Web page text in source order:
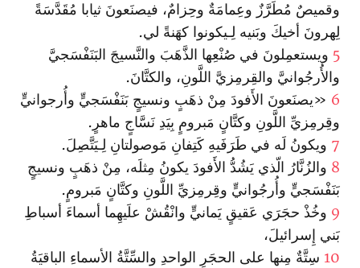
وقميصٌ مُطَرَّزٌ وعِمامَةٌ وحِزامٌ، فيصنَعونَ ثيابا مُقَدَّسَةً
لِهرونَ أخيكَ وبَنيه لِـيكونوا كهَنةً لي.
5 ويستعمِلونَ في صُنْعِها الذَّهَبَ والنَّسيجَ البَنَفْسَجيَّ
والأُرجُوانيَّ والقِرمِزيَّ اللَّونِ، والكتَّانَ.
6 «يصنَعونَ الأَفودَ‌ مِنْ ذهَبٍ ونسيجٍ بَنَفْسَجيٍّ وأُرجوانيٍّ
وقِرمِزيِّ اللَّونِ وكتَّانٍ مَبرومٍ بِيَدِ نَسَّاجٍ ماهرٍ.
7 ويكونُ لَه في طَرَفَيهِ كَتِفانِ مَوصولتانِ لِـيَتَّصِلَ.
8 والزُنَّارُ الّذي يَشُدُّ الأَفودَ يكونُ مِثلَه، مِنْ ذهَبٍ ونسيجٍ
بَنَفْسَجيٍّ وأُرجُوانيٍّ وقِرمِزيِّ اللَّونِ وكتَّانٍ مَبرومٍ.
9 وخُذْ حجَرَي عَقيقٍ يَمانيٍّ وا‏نْقُشْ علَيهِما أسماءَ أسباطِ
بَني إِسرائيلَ،
10 سِتَّةٌ مِنها على الحجَرِ الواحدِ والسِّتَّةُ الأسماءِ الباقيَةُ